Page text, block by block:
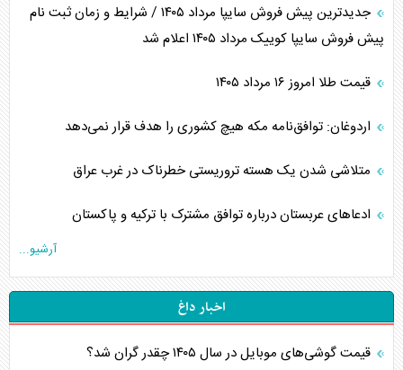
جدیدترین پیش فروش سایپا مرداد ۱۴۰۵ / شرایط و زمان ثبت نام
پیش فروش سایپا کوییک مرداد ۱۴۰۵ اعلام شد
قیمت طلا امروز ۱۶ مرداد ۱۴۰۵
اردوغان: توافق‌نامه مکه هیچ کشوری را هدف قرار نمی‌دهد
متلاشی شدن یک هسته تروریستی خطرناک در غرب عراق
ادعاهای عربستان درباره توافق مشترک با ترکیه و پاکستان
آرشیو...
اخبار داغ
قیمت گوشی‌های موبایل در سال ۱۴۰۵ چقدر گران شد؟